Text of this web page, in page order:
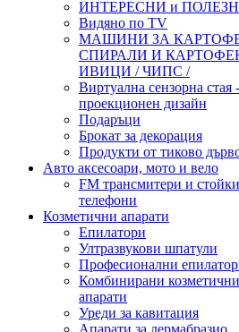
ИНТЕРЕСНИ и
Видяно по TV
МАШИНИ ЗА
СПИРАЛИ И
ИВИЦИ / ЧИПС /
Виртуална сензорна стая -
проекционен дизайн
Подаръци
Брокат за декорация
Продукти от тиково
Авто аксесоари, мото и вело
FM трансмитери и стойки
телефони
Козметични апарати
Епилатори
Ултразвукови шпатули
Професионални
Комбинирани козметични
апарати
Уреди за кавитация
Апарати за дермабразио